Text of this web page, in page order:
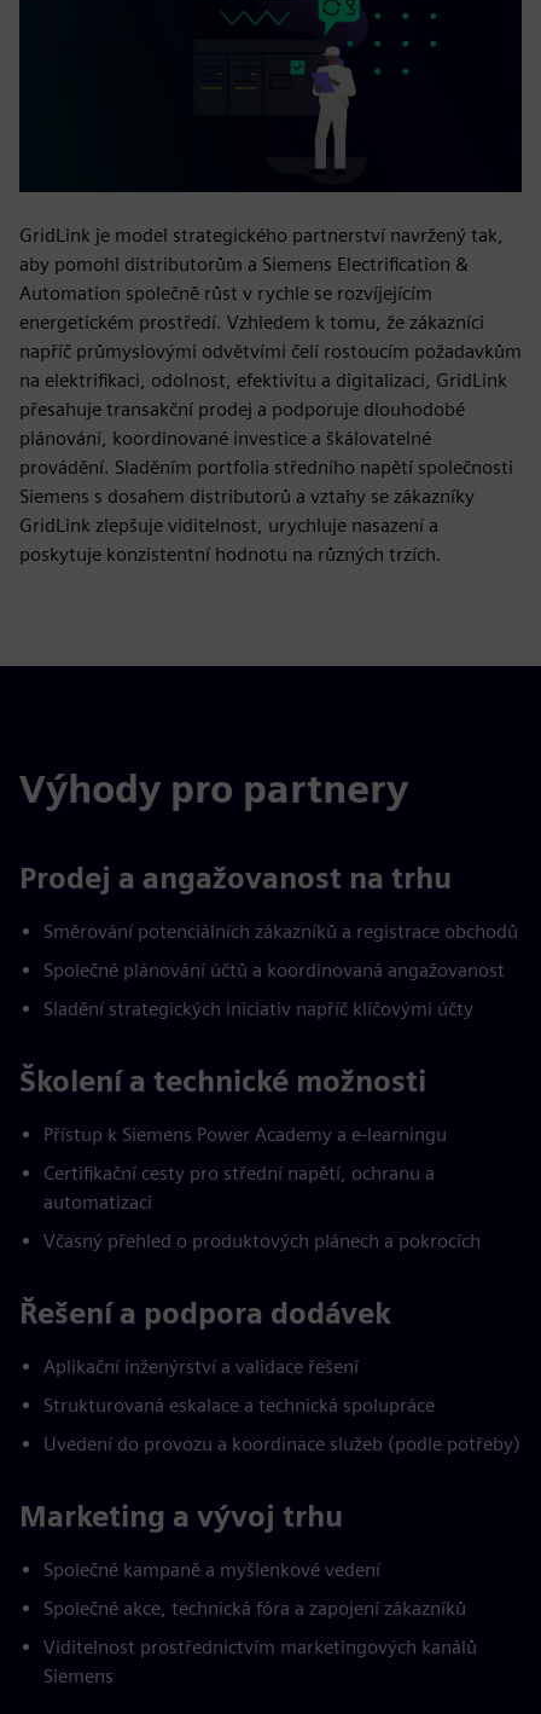
GridLink je model strategického partnerství navržený tak,
aby pomohl distributorům a Siemens Electrification &
Automation společně růst v rychle se rozvíjejícím
energetickém prostředí. Vzhledem k tomu, že zákazníci
napříč průmyslovými odvětvími čelí rostoucím požadavkům
na elektrifikaci, odolnost, efektivitu a digitalizaci, GridLink
přesahuje transakční prodej a podporuje dlouhodobé
plánování, koordinované investice a škálovatelné
provádění. Sladěním portfolia středního napětí společnosti
Siemens s dosahem distributorů a vztahy se zákazníky
GridLink zlepšuje viditelnost, urychluje nasazení a
poskytuje konzistentní hodnotu na různých trzích.
Výhody pro partnery
Prodej a angažovanost na trhu
Směrování potenciálních zákazníků a registrace obchodů
Společné plánování účtů a koordinovaná angažovanost
Sladění strategických iniciativ napříč klíčovými účty
Školení a technické možnosti
Přístup k Siemens Power Academy a e-learningu
Certifikační cesty pro střední napětí, ochranu a
automatizaci
Včasný přehled o produktových plánech a pokrocích
Řešení a podpora dodávek
Aplikační inženýrství a validace řešení
Strukturovaná eskalace a technická spolupráce
Uvedení do provozu a koordinace služeb (podle potřeby)
Marketing a vývoj trhu
Společné kampaně a myšlenkové vedení
Společné akce, technická fóra a zapojení zákazníků
Viditelnost prostřednictvím marketingových kanálů
Siemens